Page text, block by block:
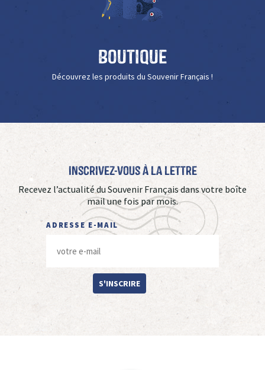
Boutique
Découvrez les produits du Souvenir Français !
Inscrivez-vous à La Lettre
Recevez l’actualité du Souvenir Français dans votre boîte
mail une fois par mois.
ADRESSE E-MAIL
S'INSCRIRE